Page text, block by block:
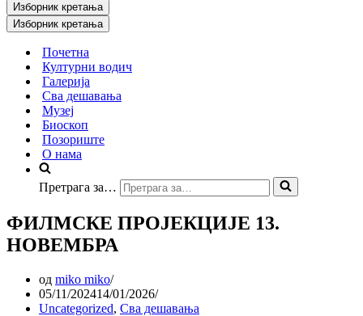
Изборник кретања
Изборник кретања
Почетна
Културни водич
Галерија
Сва дешавања
Музеј
Биоскоп
Позориште
О нама
Претрага за…
ФИЛМСКЕ ПРОЈЕКЦИЈЕ 13.
НОВЕМБРА
од miko miko
05/11/202414/01/2026
Uncategorized, Сва дешавања